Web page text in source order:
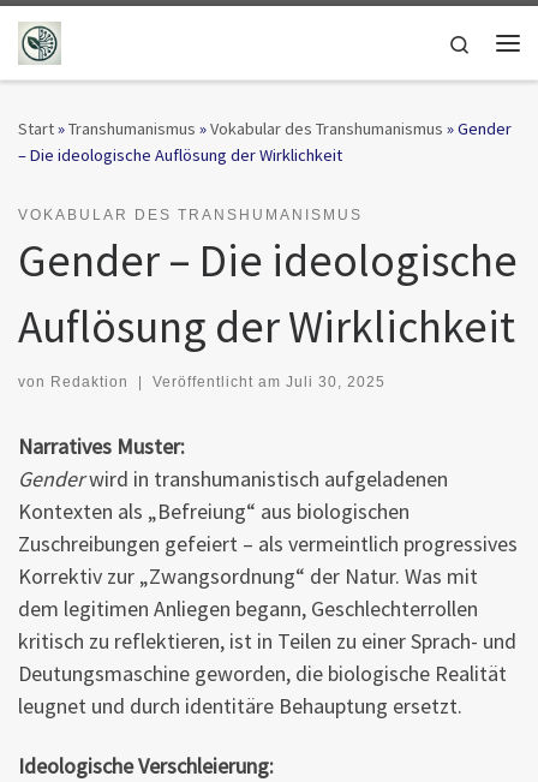
Zum Inhalt springen
Search
Start»Transhumanismus »Vokabular des Transhumanismus »Gender
– Die ideologische Auflösung der Wirklichkeit
VOKABULAR DES TRANSHUMANISMUS
Gender – Die ideologische
Auflösung der Wirklichkeit
von Redaktion Veröffentlicht am Juli 30, 2025
Narratives Muster:
Genderwird in transhumanistisch aufgeladenen
Kontexten als „Befreiung“ aus biologischen
Zuschreibungen gefeiert – als vermeintlich progressives
Korrektiv zur „Zwangsordnung“ der Natur. Was mit
dem legitimen Anliegen begann, Geschlechterrollen
kritisch zu reflektieren, ist in Teilen zu einer Sprach- und
Deutungsmaschine geworden, die biologische Realität
leugnet und durch identitäre Behauptung ersetzt.
Ideologische Verschleierung: